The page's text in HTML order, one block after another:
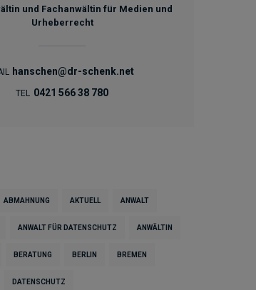
und Fachanwältin für Medien und
Urheberrecht
hanschen@dr-schenk.net
TEL 0421 566 38 780
ABMAHNUNG AKTUELL ANWALT
ANWALT FÜR DATENSCHUTZ ANWÄLTIN
BERATUNG BERLIN BREMEN
DATENSCHUTZ